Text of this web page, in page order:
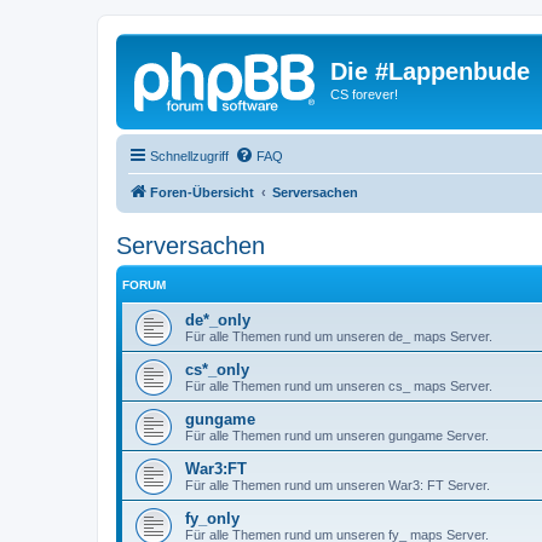
Die #Lappenbude
CS forever!
Schnellzugriff FAQ
Foren-Übersicht Serversachen
Serversachen
FORUM
de*_only
Für alle Themen rund um unseren de_ maps Server.
cs*_only
Für alle Themen rund um unseren cs_ maps Server.
gungame
Für alle Themen rund um unseren gungame Server.
War3:FT
Für alle Themen rund um unseren War3: FT Server.
fy_only
Für alle Themen rund um unseren fy_ maps Server.